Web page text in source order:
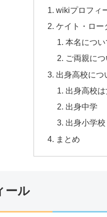
wikiプロフィ
ケイト・ロー
本名につ
ご両親に
出身高校につ
出身高校
出身中学
出身小学校
まとめ
ール